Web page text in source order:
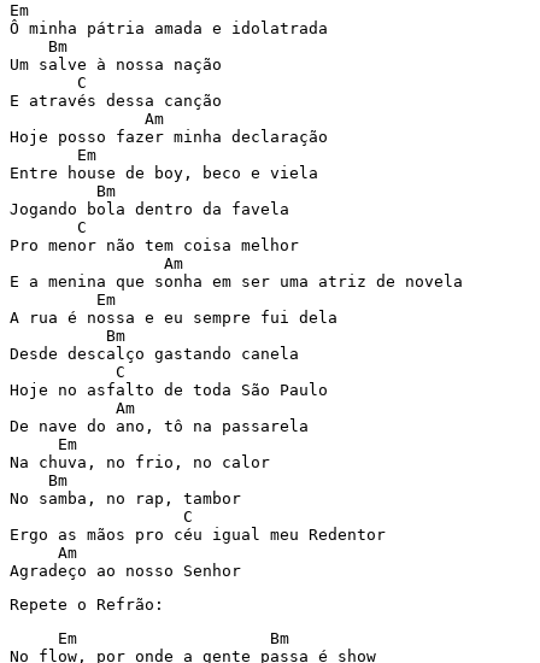
Em
Ô minha pátria amada e idolatrada
    Bm
Um salve à nossa nação
       C
E através dessa canção
              Am
Hoje posso fazer minha declaração
       Em
Entre house de boy, beco e viela
         Bm
Jogando bola dentro da favela
       C
Pro menor não tem coisa melhor
                Am
E a menina que sonha em ser uma atriz de novela
         Em
A rua é nossa e eu sempre fui dela
          Bm
Desde descalço gastando canela
           C
Hoje no asfalto de toda São Paulo
           Am
De nave do ano, tô na passarela
     Em
Na chuva, no frio, no calor
    Bm
No samba, no rap, tambor
                  C
Ergo as mãos pro céu igual meu Redentor
     Am
Repete o Refrão:
     Em                    Bm
No flow, por onde a gente passa é show